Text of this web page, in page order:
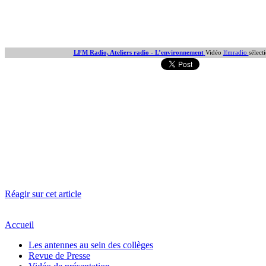
LFM Radio, Ateliers radio - L’environnement Vidéo lfmradio
Réagir sur cet article
Accueil
Les antennes au sein des collèges
Revue de Presse